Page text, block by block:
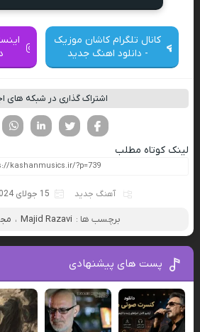
کانال تلگرام کاشان موزیک
- دانلود اهنگ جدید
اشتراک گذاری در شبکه های
تویتر
فیسوک
لینک کوتاه مطلب
آهنگ جدید 15 جولای 2024
برچسب ها : Majid Razavi ،
پست های پیشنهادی